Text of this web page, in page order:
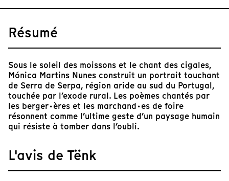
Résumé
Sous le soleil des moissons et le chant des cigales,
Mónica Martins Nunes construit un portrait touchant
de Serra de Serpa, région aride au sud du Portugal,
touchée par l’exode rural. Les poèmes chantés par
les berger·ères et les marchand·es de foire
résonnent comme l’ultime geste d’un paysage humain
qui résiste à tomber dans l’oubli.
L'avis de Tënk